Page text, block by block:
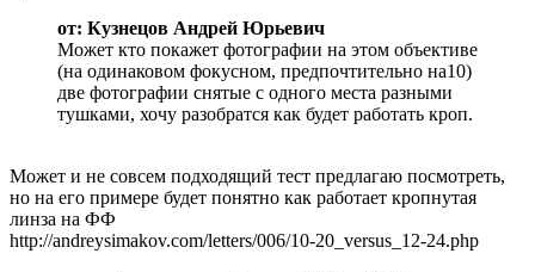
от: Кузнецов Андрей Юрьевич
Может кто покажет фотографии на этом объективе
(на одинаковом фокусном, предпочтительно на10)
две фотографии снятые с одного места разными
тушками, хочу разобратся как будет работать кроп.
Может и не совсем подходящий тест предлагаю посмотреть,
но на его примере будет понятно как работает кропнутая
линза на ФФ
http://andreysimakov.com/letters/006/10-20_versus_12-24.php